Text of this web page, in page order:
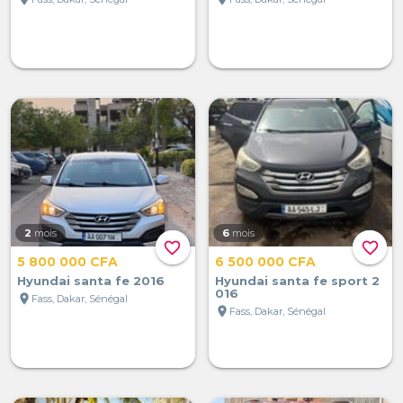
favorite_border
2 mois
5 800 000 CFA
Hyundai santa fe 2016
location_on Fass, Dakar, Sénégal
favorite_border
6 mois
6 500 000 CFA
Hyundai santa fe sport 2
016
location_on Fass, Dakar, Sénégal